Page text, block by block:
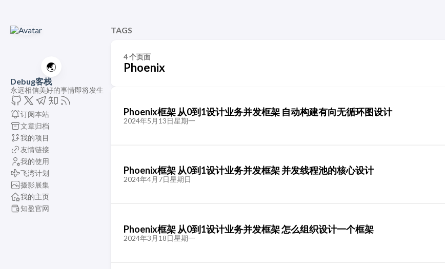
🌏
Debug客栈
永远相信美好的事情即将发生
订阅本站
文章归档
我的项目
友情链接
我的使用
飞湾计划
摄影展集
我的主页
知盈官网
TAGS
4 个页面
Phoenix
Phoenix框架 从0到1设计业务并发框架 自动构建有向无循环图设计
2024年5月13日星期一
Phoenix框架 从0到1设计业务并发框架 并发线程池的核心设计
2024年4月7日星期日
Phoenix框架 从0到1设计业务并发框架 怎么组织设计一个框架
2024年3月18日星期一